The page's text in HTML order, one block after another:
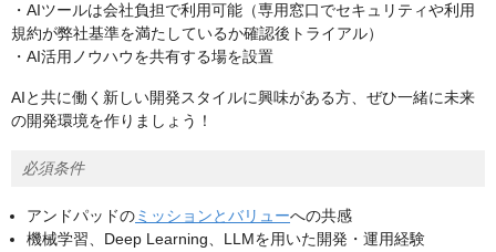
・AIツールは会社負担で利用可能（専用窓口でセキュリティや利用
規約が弊社基準を満たしているか確認後トライアル）
・AI活用ノウハウを共有する場を設置
AIと共に働く新しい開発スタイルに興味がある方、ぜひ一緒に未来
の開発環境を作りましょう！
必須条件
アンドパッドのミッションとバリューへの共感
機械学習、Deep Learning、LLMを用いた開発・運用経験